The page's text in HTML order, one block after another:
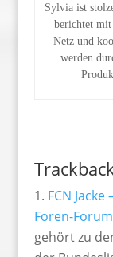
Sylvia ist
berichtet
Netz und
werden
FCN
Foren-
gehört zu